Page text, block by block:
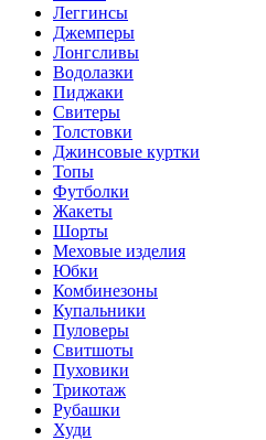
Леггинсы
Джемперы
Лонгсливы
Водолазки
Пиджаки
Свитеры
Толстовки
Джинсовые куртки
Топы
Футболки
Жакеты
Шорты
Меховые изделия
Юбки
Комбинезоны
Купальники
Пуловеры
Свитшоты
Пуховики
Трикотаж
Рубашки
Худи